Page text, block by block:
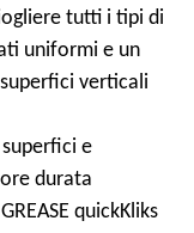
tutti i tipi di
uniformi e un
verticali
superfici e
durata
quickKliks